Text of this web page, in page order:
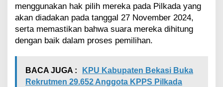
menggunakan hak pilih mereka pada Pilkada yang
akan diadakan pada tanggal 27 November 2024,
serta memastikan bahwa suara mereka dihitung
dengan baik dalam proses pemilihan.
BACA JUGA :
KPU Kabupaten Bekasi Buka
Rekrutmen 29.652 Anggota KPPS Pilkada